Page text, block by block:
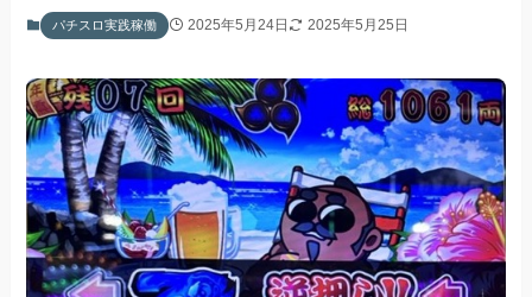
パチスロ実践稼働 2025年5月24日 2025年5月25日